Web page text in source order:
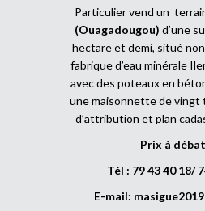
Particulier vend un
(Ouagadougou) d’une
hectare et demi, situé non
fabrique d’eau minérale
avec des poteaux en
une maisonnette de
d’attribution et plan
Prix à
Tél : 79 43 40 18/
E-mail: